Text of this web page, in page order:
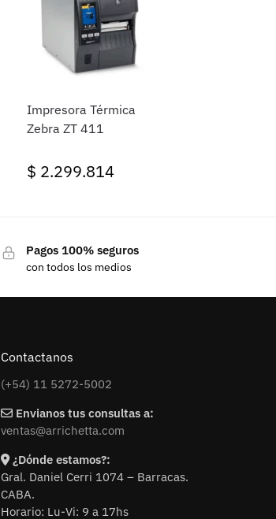
Impresora Térmica
Zebra ZT 411
$ 2.299.814
Pagos 100% seguros
con todos los medios
Contactanos
(+54) 11 5272-5002
Envianos tus consultas a:
ventas@arrichetta.com
¿Dónde estamos?:
Gral. Daniel Cerri 1074 – Barracas.
CABA.
Horario: Lu-Vi: 9 a 17hs